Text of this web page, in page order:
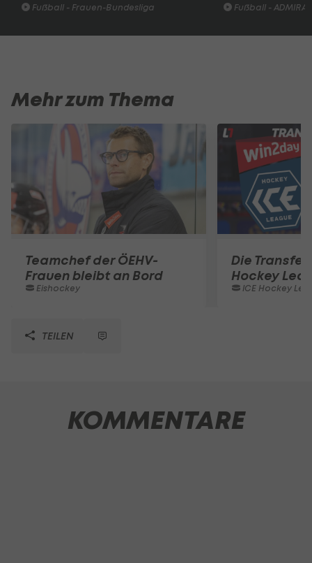
Fußball - Frauen-Bundesliga Fußball -
Mehr zum Thema
Teamchef der ÖEHV-
Frauen bleibt an Bord
Eishockey
Die
Hockey
ICE Hockey
TEILEN
KOMMENTARE